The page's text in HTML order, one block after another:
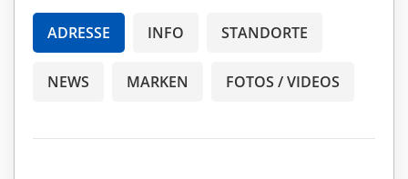
ADRESSE INFO STANDORTE
NEWS MARKEN FOTOS / VIDEOS